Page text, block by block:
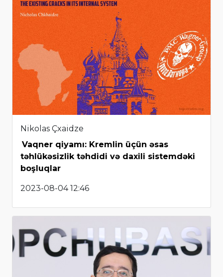
Nikolas Çxaidze
Vaqner qiyamı: Kremlin üçün əsas
təhlükəsizlik təhdidi və daxili sistemdəki
boşluqlar
2023-08-04 12:46